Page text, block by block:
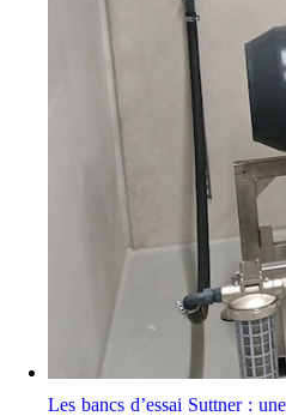
Les bancs d’essai Suttner :